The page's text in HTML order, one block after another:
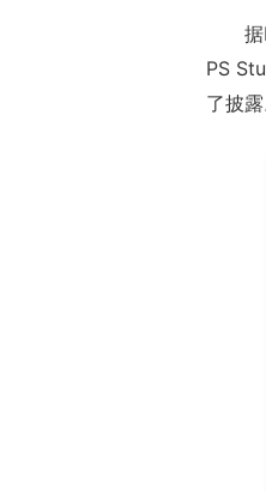
PS
了披露